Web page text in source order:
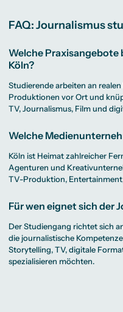
FAQ: Journalismus
Welche Praxisangebote
Köln?
Studierende arbeiten an
Produktionen vor Ort und
TV, Journalismus, Film und
Welche
Köln ist Heimat zahlreicher
Agenturen und
TV-Produktion,
Für wen eignet sich der
Der Studiengang richtet sich
die journalistische
Storytelling, TV, digitale
spezialisieren möchten.